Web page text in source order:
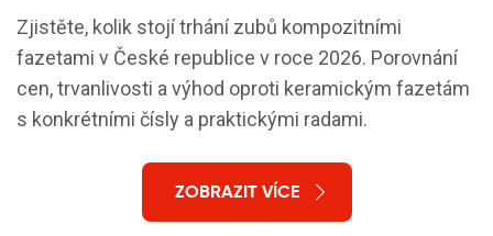
Zjistěte, kolik stojí trhání zubů kompozitními
fazetami v České republice v roce 2026. Porovnání
cen, trvanlivosti a výhod oproti keramickým fazetám
s konkrétními čísly a praktickými radami.
ZOBRAZIT VÍCE